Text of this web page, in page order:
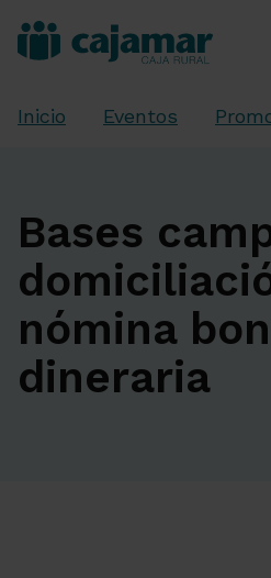
Inicio Eventos
Bases
nómina
dineraria